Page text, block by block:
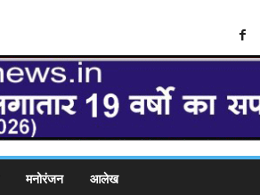
मनोरंजन आलेख